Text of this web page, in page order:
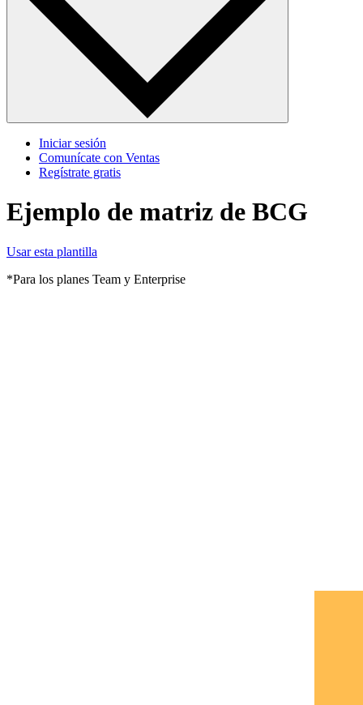
Iniciar sesión
Comunícate con Ventas
Regístrate gratis
Ejemplo de matriz de BCG
Usar esta plantilla
*Para los planes Team y Enterprise